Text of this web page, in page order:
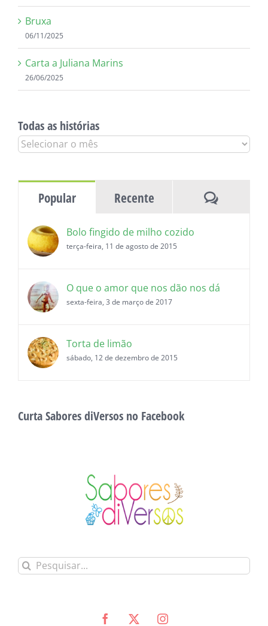
Bruxa
06/11/2025
Carta a Juliana Marins
26/06/2025
Todas as histórias
Todas
Popular Recente
Bolo fingido de milho cozido
terça-feira, 11 de agosto de 2015
O que o amor que nos dão nos dá
sexta-feira, 3 de março de 2017
Torta de limão
sábado, 12 de dezembro de 2015
Curta Sabores diVersos no Facebook
Buscar